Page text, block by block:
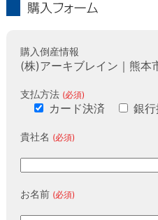
購入倒産情報
(株)アーキブレイン｜熊本
支払方法 (必須)
カード決済 銀
貴社名 (必須)
お名前 (必須)